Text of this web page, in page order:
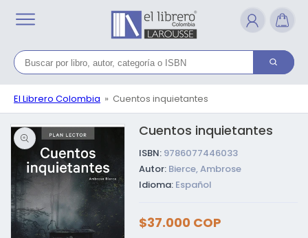
directamente
al contenido
El Librero Colombia Cuentos inquietantes
Ir directamente a la
información del
producto
Cuentos inquietantes
ISBN: 9786077446033
Autor: Bierce, Ambrose
Idioma: Español
Precio
habitual
$37.000 COP